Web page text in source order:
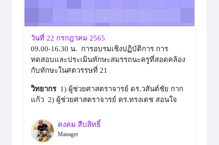
วันที่ 22 กรกฎาคม 2565
09.00-16.30 น. การอบรมเชิงปฏิบัติการ การ
ทดสอบและประเมินทักษะสมรรถนะครูที่สอดคล้อง
กับทักษะในศตวรรษที่ 21
วิทยากร 1) ผู้ช่วยศาสตราจารย์ ดร.วสันต์ชัย กาก
แก้ว 2) ผู้ช่วยศาสตราจารย์ ดร.ทรงเดช สอนใจ
คงคม สืบสิทธิ์
Manager